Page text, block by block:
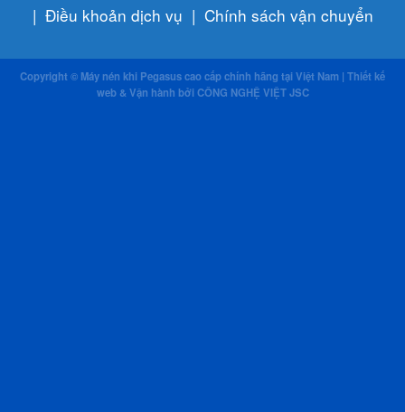
| Điều khoản dịch vụ | Chính sách vận chuyển
Copyright © Máy nén khi Pegasus cao cấp chính hãng tại Việt Nam | Thiết kế
web & Vận hành bởi CÔNG NGHỆ VIỆT JSC